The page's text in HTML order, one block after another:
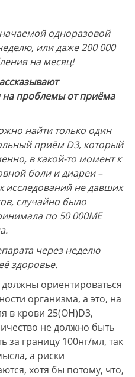
одноразовой
или даже 200 000
на месяц!
на проблемы от приёма
найти только один
приём D3, который
в какой-то момент к
боли и диареи –
исследований не давших
случайно было
по 50 000МЕ
через неделю
здоровье.
ориентироваться
организма, а это, на
в крови 25(ОН)D3,
не должно быть
за границу 100нг/мл, так
а риски
хотя бы потому, что,